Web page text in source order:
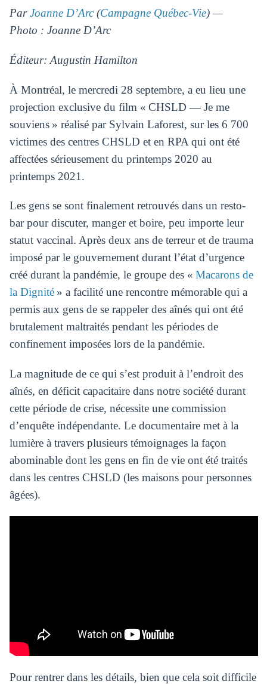
ParJoanne D’Arc(Campagne Québec-Vie) —
Photo : Joanne D’Arc
Éditeur: Augustin Hamilton
À Montréal, le mercredi 28 septembre, a eu lieu une
projection exclusive du film « CHSLD — Je me
souviens » réalisé par Sylvain Laforest, sur les 6 700
victimes des centres CHSLD et en RPA qui ont été
affectées sérieusement du printemps 2020 au
printemps 2021.
Les gens se sont finalement retrouvés dans un resto-
bar pour discuter, manger et boire, peu importe leur
statut vaccinal. Après deux ans de terreur et de trauma
imposé par le gouvernement durant l’état d’urgence
créé durant la pandémie, le groupe des « Macarons de
la Dignité» a facilité une rencontre mémorable qui a
permis aux gens de se rappeler des aînés qui ont été
brutalement maltraités pendant les périodes de
confinement imposées lors de la pandémie.
La magnitude de ce qui s’est produit à l’endroit des
aînés, en déficit capacitaire dans notre société durant
cette période de crise, nécessite une commission
d’enquête indépendante. Le documentaire met à la
lumière à travers plusieurs témoignages la façon
abominable dont les gens en fin de vie ont été traités
dans les centres CHSLD (les maisons pour personnes
âgées).
Pour rentrer dans les détails, bien que cela soit difficile